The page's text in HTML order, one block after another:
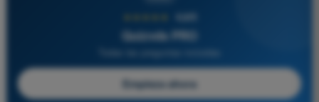
4,6/5
Quizvds PRO
Empieza ahora